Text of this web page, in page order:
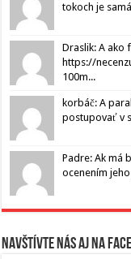
tokoch je
Draslik: A ako
https://
100m...
korbáč: A
postupovať v
Padre: Ak má
ocenením
Navštívte nás aj na